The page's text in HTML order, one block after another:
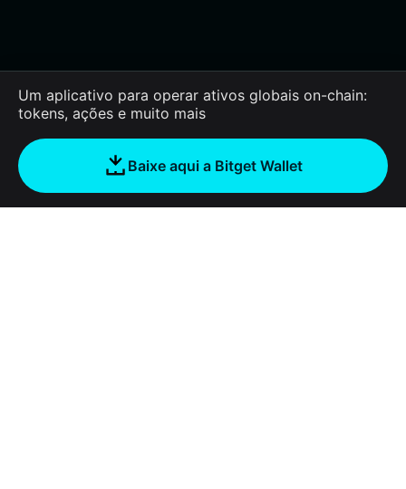
Um aplicativo para operar ativos globais on-chain:
tokens, ações e muito mais
Baixe aqui a Bitget Wallet